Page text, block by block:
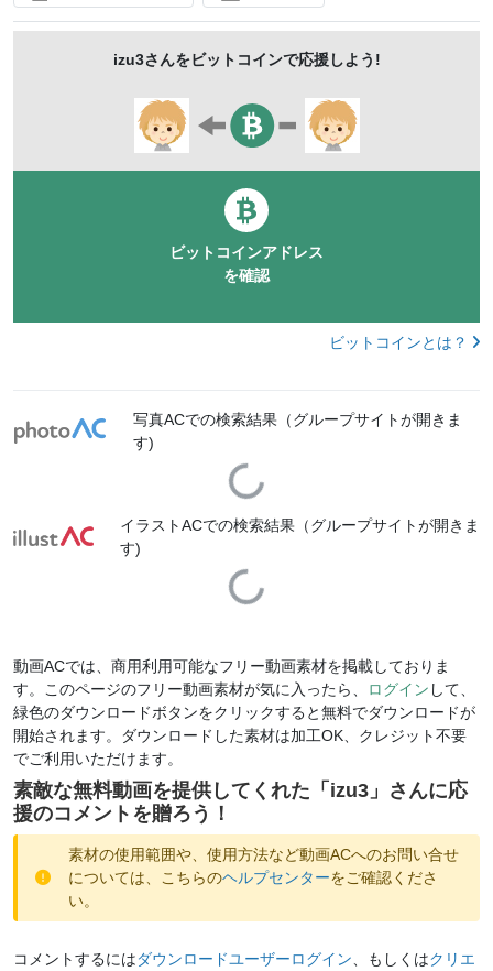
izu3さんをビットコインで応援しよう!
ビットコインアドレス
を確認
ビットコインとは？
写真ACでの検索結果（グループサイトが開きま
す)
Loading...
イラストACでの検索結果（グループサイトが開きま
す)
Loading...
動画ACでは、商用利用可能なフリー動画素材を掲載しておりま
す。このページのフリー動画素材が気に入ったら、
ログイン して、
緑色のダウンロードボタンをクリックすると無料でダウンロードが
開始されます。ダウンロードした素材は加工OK、クレジット不要
でご利用いただけます。
素敵な無料動画を提供してくれた「 izu3 」さんに応
援のコメントを贈ろう！
素材の使用範囲や、使用方法など動画ACへのお問い合せ
については、こちらのヘルプセンターをご確認くださ
い。
コメントするにはダウンロードユーザーログイン 、もしくはクリエ